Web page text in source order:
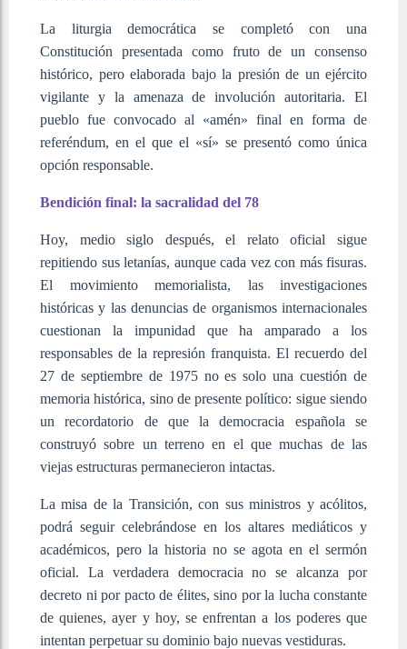
La liturgia democrática se completó con una
Constitución presentada como fruto de un consenso
histórico, pero elaborada bajo la presión de un ejército
vigilante y la amenaza de involución autoritaria. El
pueblo fue convocado al «amén» final en forma de
referéndum, en el que el «sí» se presentó como única
opción responsable.
Bendición final: la sacralidad del 78
Hoy, medio siglo después, el relato oficial sigue
repitiendo sus letanías, aunque cada vez con más fisuras.
El movimiento memorialista, las investigaciones
históricas y las denuncias de organismos internacionales
cuestionan la impunidad que ha amparado a los
responsables de la represión franquista. El recuerdo del
27 de septiembre de 1975 no es solo una cuestión de
memoria histórica, sino de presente político: sigue siendo
un recordatorio de que la democracia española se
construyó sobre un terreno en el que muchas de las
viejas estructuras permanecieron intactas.
La misa de la Transición, con sus ministros y acólitos,
podrá seguir celebrándose en los altares mediáticos y
académicos, pero la historia no se agota en el sermón
oficial. La verdadera democracia no se alcanza por
decreto ni por pacto de élites, sino por la lucha constante
de quienes, ayer y hoy, se enfrentan a los poderes que
intentan perpetuar su dominio bajo nuevas vestiduras.